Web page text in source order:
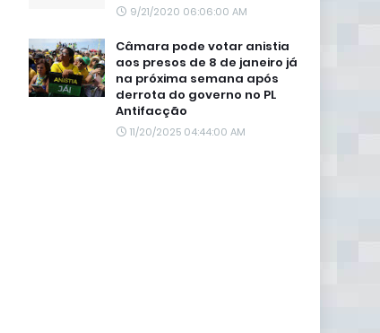
9/21/2020 06:06:00 AM
Câmara pode votar anistia
aos presos de 8 de janeiro já
na próxima semana após
derrota do governo no PL
Antifacção
11/20/2025 04:44:00 AM